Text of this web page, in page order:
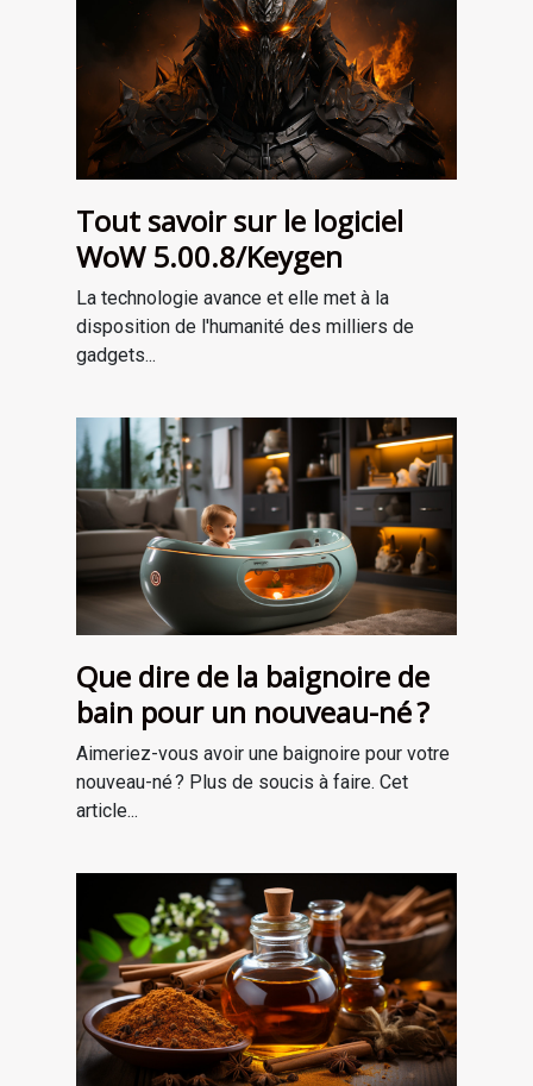
Tout savoir sur le logiciel
WoW 5.00.8/Keygen
La technologie avance et elle met à la
disposition de l'humanité des milliers de
gadgets...
Que dire de la baignoire de
bain pour un nouveau-né ?
Aimeriez-vous avoir une baignoire pour votre
nouveau-né ? Plus de soucis à faire. Cet
article...